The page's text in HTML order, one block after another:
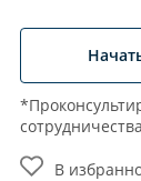
В